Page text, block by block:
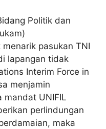
Politik dan
pasukan TNI
lapangan tidak
Interim Force in
menjamin
mandat UNIFIL
perlindungan
maka